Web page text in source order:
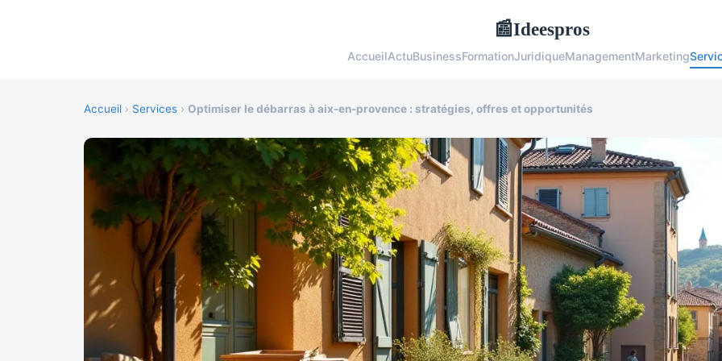
📰Ideespros
AccueilActuBusinessFormationJuridiqueManagementMarketing
Accueil › Services › Optimiser le débarras à aix-en-provence : stratégies, offres et opportunités